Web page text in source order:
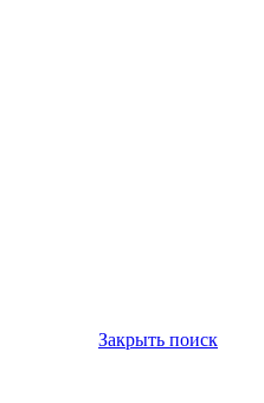
Закрыть поиск